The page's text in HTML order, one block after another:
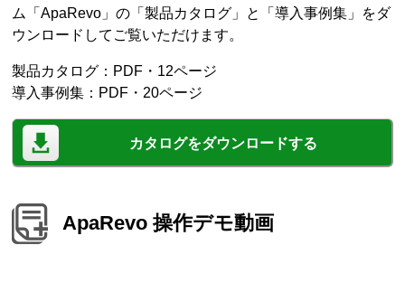
ム「ApaRevo」の「製品カタログ」と「導入事例集」をダ
ウンロードしてご覧いただけます。
製品カタログ：PDF・12ページ
導入事例集：PDF・20ページ
カタログをダウンロードする
ApaRevo 操作デモ動画